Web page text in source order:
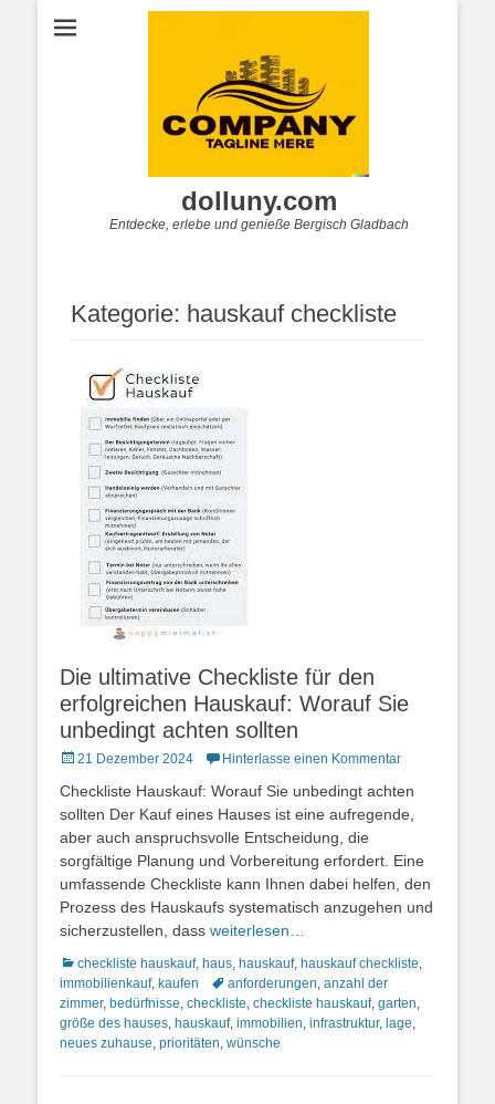
dolluny.com
Entdecke, erlebe und genieße Bergisch Gladbach
Kategorie: hauskauf checkliste
Die ultimative Checkliste für den
erfolgreichen Hauskauf: Worauf Sie
unbedingt achten sollten
Posted
21 Dezember 2024 Hinterlasse einen Kommentar
Checkliste Hauskauf: Worauf Sie unbedingt achten
sollten Der Kauf eines Hauses ist eine aufregende,
aber auch anspruchsvolle Entscheidung, die
sorgfältige Planung und Vorbereitung erfordert. Eine
umfassende Checkliste kann Ihnen dabei helfen, den
Prozess des Hauskaufs systematisch anzugehen und
sicherzustellen, dass weiterlesen…
Kategorien
checkliste hauskauf, haus, hauskauf, hauskauf checkliste,
immobilienkauf, kaufen Schlagworte
anforderungen, anzahl der
zimmer, bedürfnisse, checkliste, checkliste hauskauf, garten,
größe des hauses, hauskauf, immobilien, infrastruktur, lage,
neues zuhause, prioritäten, wünsche